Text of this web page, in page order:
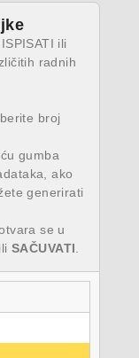
ili
radnih
broj
gumba
ako
generirati
se u
ili SAČUVATI